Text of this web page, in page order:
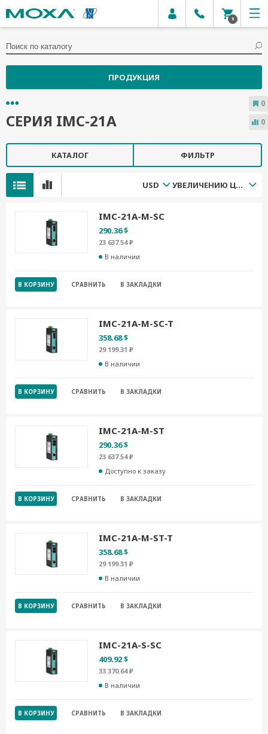
0
ПРОДУКЦИЯ
СЕРИЯ IMC-21A
КАТАЛОГ ФИЛЬТР
USD УВЕЛИЧЕНИЮ ЦЕНЫ
IMC-21A-M-SC
290.36 $
23 637.54 ₽
В наличии
В КОРЗИНУ СРАВНИТЬ В ЗАКЛАДКИ
IMC-21A-M-SC-T
358.68 $
29 199.31 ₽
В наличии
В КОРЗИНУ СРАВНИТЬ В ЗАКЛАДКИ
IMC-21A-M-ST
290.36 $
23 637.54 ₽
Доступно к заказу
В КОРЗИНУ СРАВНИТЬ В ЗАКЛАДКИ
IMC-21A-M-ST-T
358.68 $
29 199.31 ₽
В наличии
В КОРЗИНУ СРАВНИТЬ В ЗАКЛАДКИ
IMC-21A-S-SC
409.92 $
33 370.64 ₽
В наличии
В КОРЗИНУ СРАВНИТЬ В ЗАКЛАДКИ
0
0